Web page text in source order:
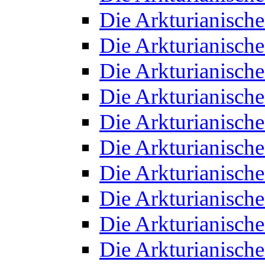
Die
Die
Die
Die
Die
Die
Die
Die
Die
Die